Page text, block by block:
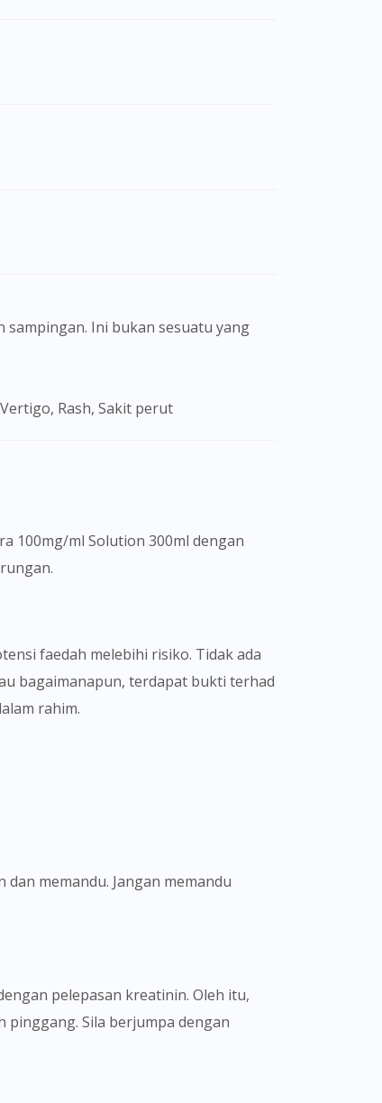
sampingan. Ini bukan sesuatu yang
Rash, Sakit perut
100mg/ml Solution 300ml dengan
faedah melebihi risiko. Tidak ada
bagaimanapun, terdapat bukti terhad
rahim.
memandu. Jangan memandu
pelepasan kreatinin. Oleh itu,
Sila berjumpa dengan